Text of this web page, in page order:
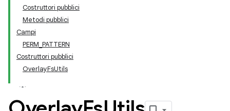
Costruttori pubblici
Metodi pubblici
Campi
PERM_PATTERN
Costruttori pubblici
OverlayFsUtils